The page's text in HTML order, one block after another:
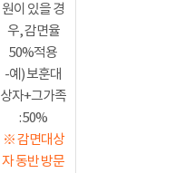
원이 있을 경
우, 감면율
50%적용
-예) 보훈대
상자+그가족
: 50%
※ 감면대상
자 동반 방문